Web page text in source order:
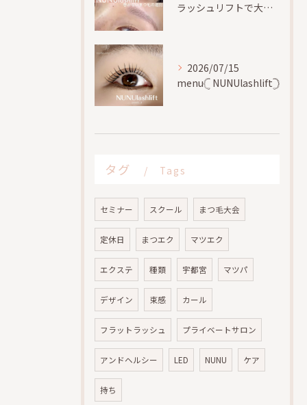
ラッシュリフトで大切な事、
2026/07/15
menu𓊆 NUNUlashlift𓊇
タグ Tags
セミナー スクール まつ毛大会
定休日 まつエク マツエク
エクステ 種類 宇都宮 マツパ
デザイン 束感 カール
フラットラッシュ プライベートサロン
アンドヘルシー LED NUNU ケア
持ち